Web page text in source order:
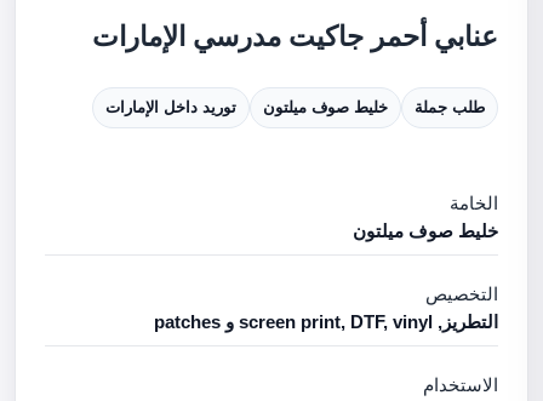
عنابي أحمر جاكيت مدرسي الإمارات
طلب جملة خليط صوف ميلتون توريد داخل الإمارات
الخامة
خليط صوف ميلتون
التخصيص
التطريز, screen print, DTF, vinyl و patches
الاستخدام